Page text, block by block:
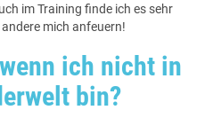
im Training finde ich es sehr
mich anfeuern!
ich nicht in
bin?